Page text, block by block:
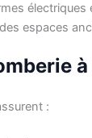
électriques
espaces
: